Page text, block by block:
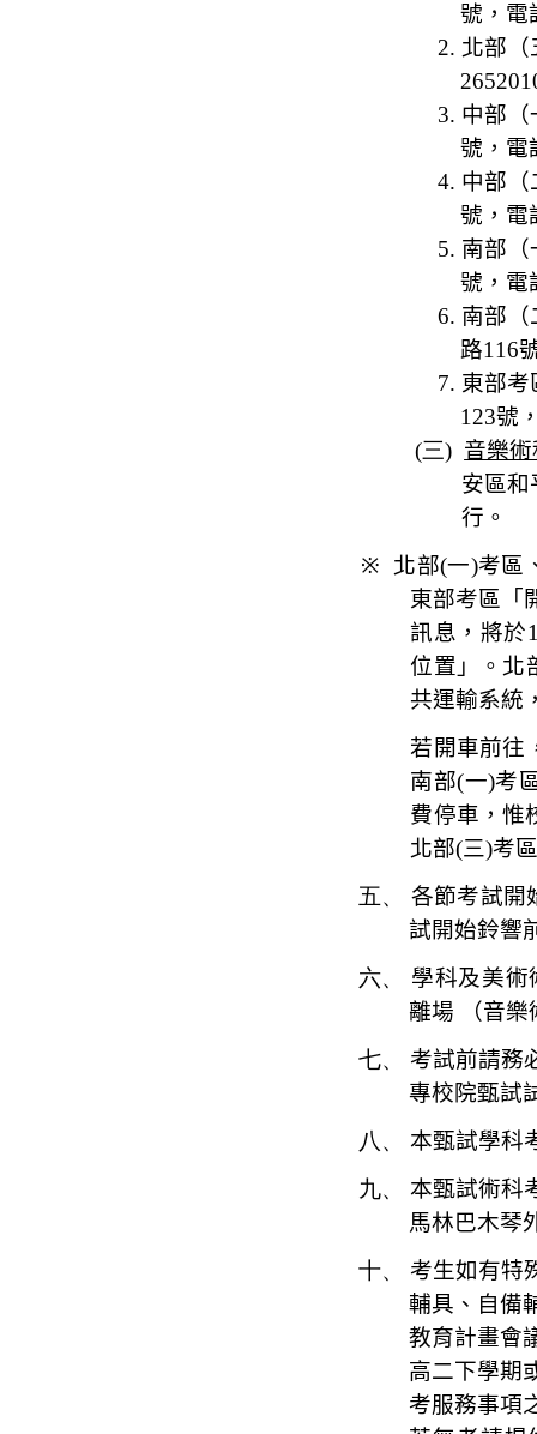
號，電
2. 北部（
3. 中部（
號，電
4. 中部（
號 ，
5. 南部（
號，電
6. 南部（
路116
7. 東部考
123號
(三) 音樂
安區和
行。
※
北部(一)考區
東部考區「
訊息，將於
位置」。 北
共運輸系統
若開車前往
南部(一)考
費停車，惟
北部(三)考
五、 各節考試開
試開始鈴響
六、 學科及美術
離場
（音
七、 考試前請務
專校院甄試
八、 本甄試學科
九、 本甄試術科
馬林巴木琴
十、 考生如有特
輔具、自備
教育計畫會
高二下學期
考服務事項